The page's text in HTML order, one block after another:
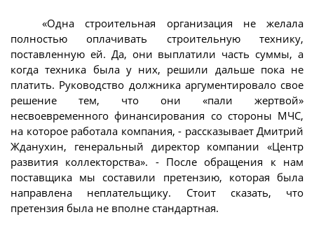
«Одна строительная организация не желала
полностью оплачивать строительную технику,
поставленную ей. Да, они выплатили часть суммы, а
когда техника была у них, решили дальше пока не
платить. Руководство должника аргументировало свое
решение тем, что они «пали жертвой»
несвоевременного финансирования со стороны МЧС,
на которое работала компания, - рассказывает Дмитрий
Жданухин, генеральный директор компании «Центр
развития коллекторства». - После обращения к нам
поставщика мы составили претензию, которая была
направлена неплательщику. Стоит сказать, что
претензия была не вполне стандартная.